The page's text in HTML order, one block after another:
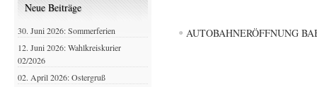
AUTOBAHNERÖFFNUNG
Neue Beiträge
30. Juni 2026: Sommerferien
12. Juni 2026: Wahlkreiskurier
02/2026
02. April 2026: Ostergruß